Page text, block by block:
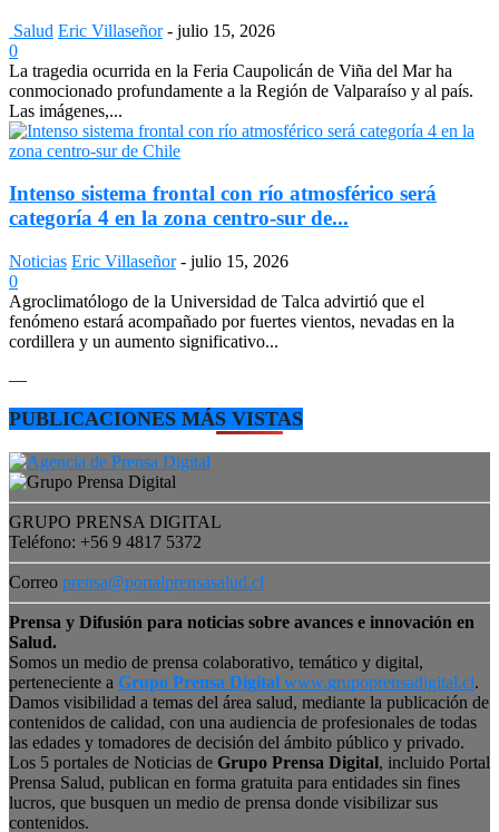
Salud Eric Villaseñor - julio 15, 2026
0
La tragedia ocurrida en la Feria Caupolicán de Viña del Mar ha
conmocionado profundamente a la Región de Valparaíso y al país.
Las imágenes,...
Intenso sistema frontal con río atmosférico será
categoría 4 en la zona centro-sur de...
Noticias Eric Villaseñor - julio 15, 2026
0
Agroclimatólogo de la Universidad de Talca advirtió que el
fenómeno estará acompañado por fuertes vientos, nevadas en la
cordillera y un aumento significativo...
—
PUBLICACIONES MÁS VISTAS
GRUPO PRENSA DIGITAL
Teléfono: +56 9 4817 5372
Correo prensa@portalprensasalud.cl
Prensa y Difusión para noticias sobre avances e innovación en
Salud.
Somos un medio de prensa colaborativo, temático y digital,
perteneciente a Grupo Prensa Digital www.grupoprensadigital.cl.
Damos visibilidad a temas del área salud, mediante la publicación de
contenidos de calidad, con una audiencia de profesionales de todas
las edades y tomadores de decisión del ámbito público y privado.
Los 5 portales de Noticias de Grupo Prensa Digital, incluido Portal
Prensa Salud, publican en forma gratuita para entidades sin fines
lucros, que busquen un medio de prensa donde visibilizar sus
contenidos.